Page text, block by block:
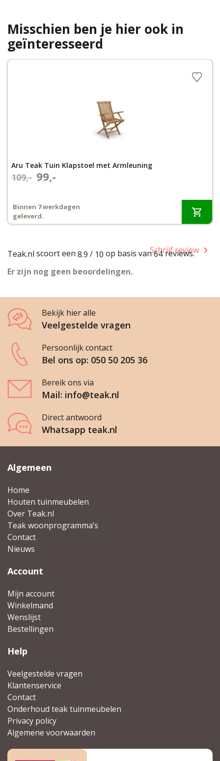
Misschien ben je hier ook in
geïnteresseerd
Aru Teak Tuin Klapstoel met Armleuning
109,- Oorspronkelijke
€109,-.
99,-
€99,-.
Binnen 7 werkdagen
geleverd.
Schrijf review
Teak.nl scoort een 8.9 / 10 op basis van64 reviews.
Er zijn nog geen beoordelingen.
Bekijk hier alle
Veelgestelde vragen
Persoonlijk contact
Bel ons op: 050 50 205 36
Bereik ons via
Mail: info@teak.nl
Direct antwoord
Whatsapp teak.nl
Algemeen
Home
Houten tuinmeubelen
Over Teak.nl
Teak woonprogramma’s
Contact
Nieuws
Account
Mijn account
Winkelmand
Wenslijst
Bestellingen
Help
Veelgestelde vragen
Klantenservice
Contact
Onderhoud teak tuinmeubelen
Privacy policy
Algemene voorwaarden